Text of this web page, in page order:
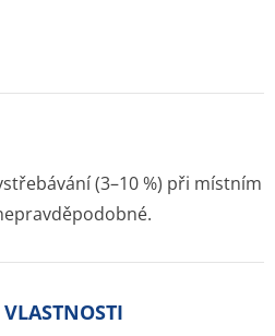
(3–10 %) při místním